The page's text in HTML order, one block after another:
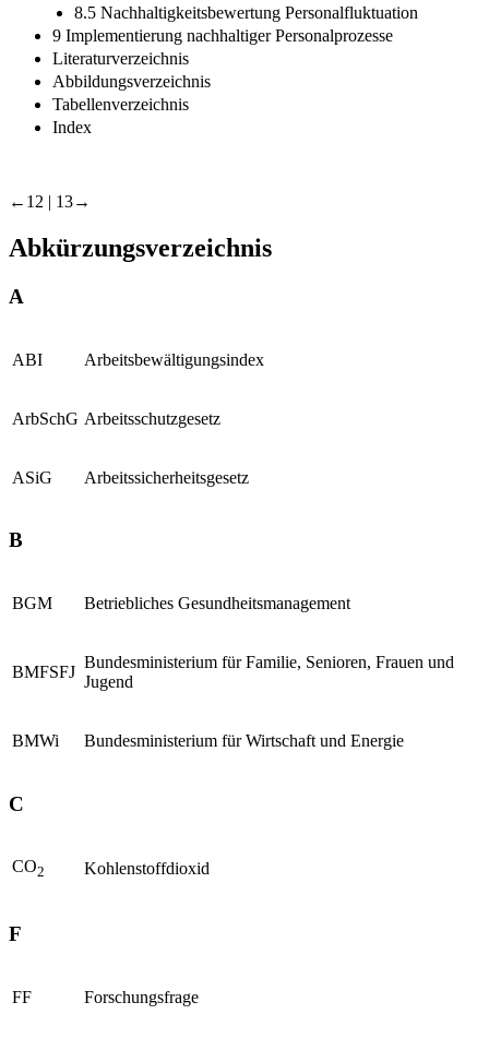
8.5 Nachhaltigkeitsbewertung Personalfluktuation
9 Implementierung nachhaltiger Personalprozesse
Literaturverzeichnis
Abbildungsverzeichnis
Tabellenverzeichnis
Index
←12 | 13→
Abkürzungsverzeichnis
A
ABI Arbeitsbewältigungsindex
ArbSchG Arbeitsschutzgesetz
ASiG Arbeitssicherheitsgesetz
B
BGM Betriebliches Gesundheitsmanagement
BMFSFJ
Bundesministerium für Familie, Senioren, Frauen und
Jugend
BMWi Bundesministerium für Wirtschaft und Energie
C
CO2 Kohlenstoffdioxid
F
FF Forschungsfrage